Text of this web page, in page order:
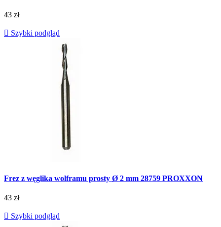
43 zł
 Szybki podgląd
Frez z węglika wolframu prosty Ø 2 mm 28759 PROXXON
43 zł
 Szybki podgląd